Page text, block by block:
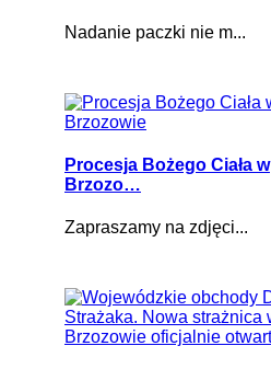
Nadanie paczki nie m...
Procesja Bożego Ciała w
Brzozo…
Zapraszamy na zdjęci...